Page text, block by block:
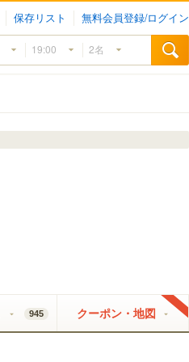
保存リスト 無料会員登録/ログイン
945 クーポン・地図